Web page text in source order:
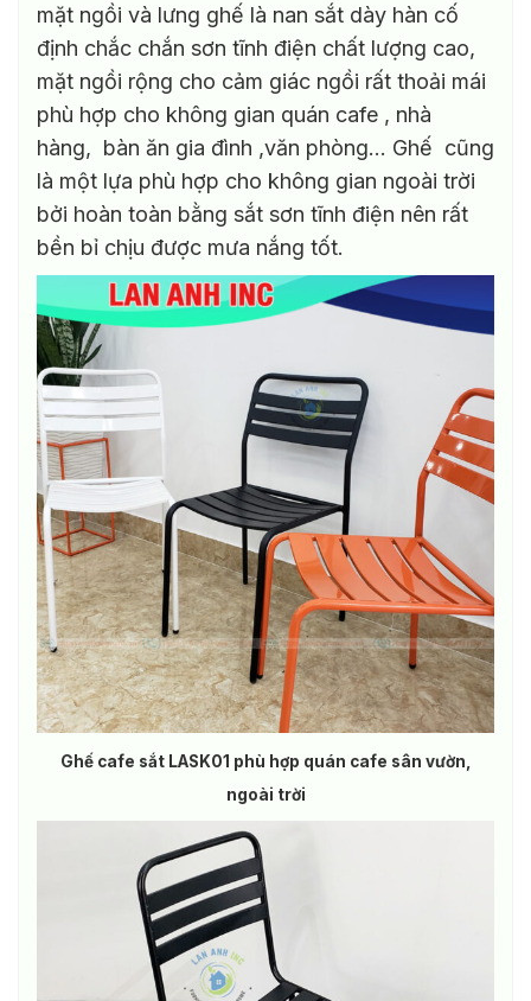
có
thể
được
chọn
trên
trang
sản
phẩm
mặt ngồi và lưng ghế là nan sắt dày hàn cố
định chắc chắn sơn tĩnh điện chất lượng cao,
mặt ngồi rộng cho cảm giác ngồi rất thoải mái
phù hợp cho không gian quán cafe , nhà
hàng, bàn ăn gia đình ,văn phòng… Ghế cũng
là một lựa phù hợp cho không gian ngoài trời
bởi hoàn toàn bằng sắt sơn tĩnh điện nên rất
bền bỉ chịu được mưa nắng tốt.
Ghế cafe sắt LASK01 phù hợp quán cafe sân vườn,
ngoài trời